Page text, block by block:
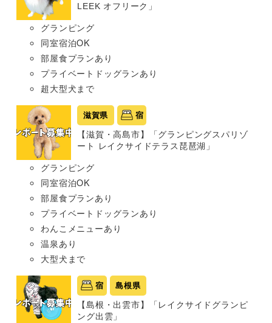
LEEK オフリーク」
グランピング
同室宿泊OK
部屋食プランあり
プライベートドッグランあり
超大型犬まで
滋賀県 宿
【滋賀・高島市】「グランピングスパリゾ
ート レイクサイドテラス琵琶湖」
グランピング
同室宿泊OK
部屋食プランあり
プライベートドッグランあり
わんこメニューあり
温泉あり
大型犬まで
宿 島根県
【島根・出雲市】「レイクサイドグランピ
ング出雲」